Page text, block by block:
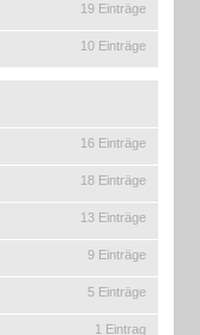
19 Einträge
10 Einträge
16 Einträge
18 Einträge
13 Einträge
9 Einträge
5 Einträge
1 Eintrag